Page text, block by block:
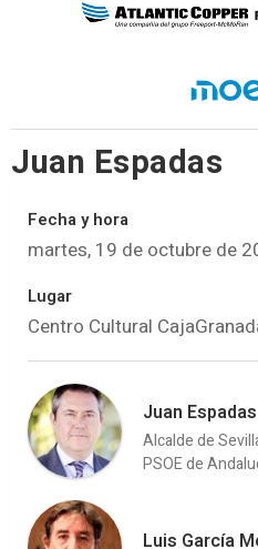
Juan Espadas
Fecha y hora
martes, 19 de octubre de
Lugar
Centro Cultural
Juan Espadas
Alcalde de
PSOE de
Luis García